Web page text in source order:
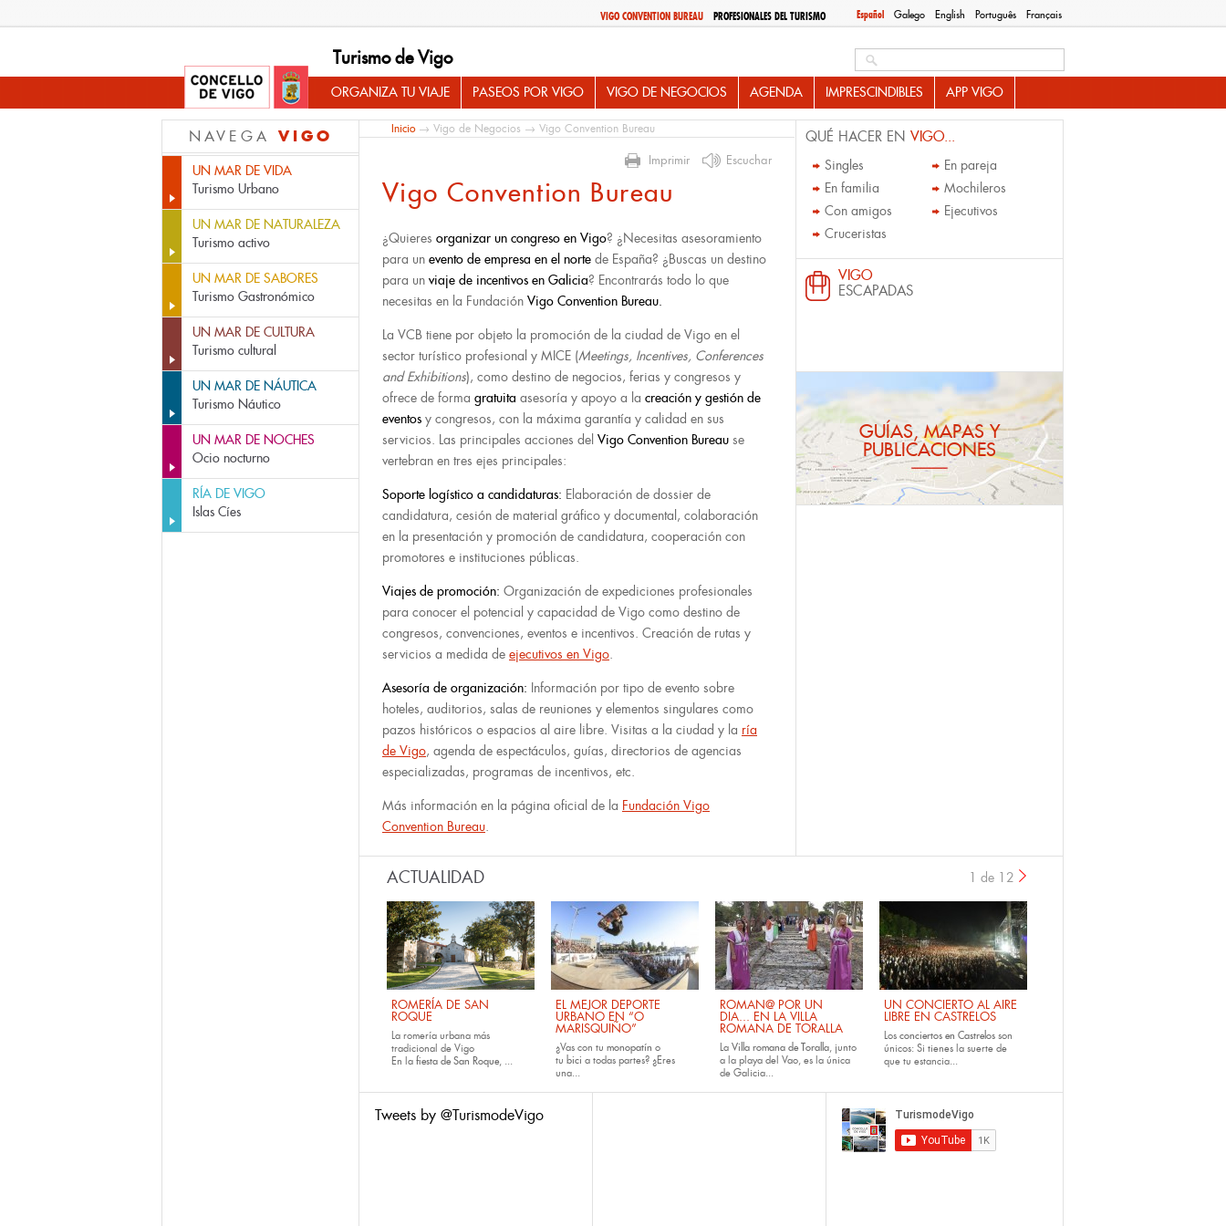
Español Galego English Português Français
VIGO CONVENTION BUREAU PROFESIONALES DEL TURISMO
Turismo de Vigo
ORGANIZA TU VIAJE PASEOS POR VIGO VIGO DE NEGOCIOS AGENDA IMPRESCINDIBLES APP VIGO
NAVEGA VIGO
UN MAR DE VIDA
Turismo Urbano
UN MAR DE NATURALEZA
Turismo activo
UN MAR DE SABORES
Turismo Gastronómico
UN MAR DE CULTURA
Turismo cultural
UN MAR DE NÁUTICA
Turismo Náutico
UN MAR DE NOCHES
Ocio nocturno
RÍA DE VIGO
Islas Cíes
Inicio→ Vigo de Negocios → Vigo Convention Bureau
Imprimir Escuchar
Vigo Convention Bureau
¿Quieres organizar un congreso en Vigo? ¿Necesitas asesoramiento
para un evento de empresa en el norte de España? ¿Buscas un destino
para un viaje de incentivos en Galicia? Encontrarás todo lo que
necesitas en la Fundación Vigo Convention Bureau.
La VCB tiene por objeto la promoción de la ciudad de Vigo en el
sector turístico profesional y MICE (Meetings, Incentives, Conferences
and Exhibitions), como destino de negocios, ferias y congresos y
ofrece de forma gratuita asesoría y apoyo a la creación y gestión de
eventos y congresos, con la máxima garantía y calidad en sus
servicios. Las principales acciones del Vigo Convention Bureau se
vertebran en tres ejes principales:
Soporte logístico a candidaturas: Elaboración de dossier de
candidatura, cesión de material gráfico y documental, colaboración
en la presentación y promoción de candidatura, cooperación con
promotores e instituciones públicas.
Viajes de promoción: Organización de expediciones profesionales
para conocer el potencial y capacidad de Vigo como destino de
congresos, convenciones, eventos e incentivos. Creación de rutas y
servicios a medida de ejecutivos en Vigo.
Asesoría de organización: Información por tipo de evento sobre
hoteles, auditorios, salas de reuniones y elementos singulares como
pazos históricos o espacios al aire libre. Visitas a la ciudad y la ría
de Vigo, agenda de espectáculos, guías, directorios de agencias
especializadas, programas de incentivos, etc.
Más información en la página oficial de la Fundación Vigo
Convention Bureau.
QUÉ HACER EN VIGO...
Singles
En pareja
En familia
Mochileros
Con amigos
Ejecutivos
Cruceristas
VIGO
ESCAPADAS
GUÍAS, MAPAS Y
PUBLICACIONES
ACTUALIDAD
ROMERÍA DE SAN
ROQUE
La romería urbana más
tradicional de Vigo
En la fiesta de San Roque, ...
EL MEJOR DEPORTE
URBANO EN “O
MARISQUIÑO”
¿Vas con tu monopatín o
tu bici a todas partes? ¿Eres
una...
ROMAN@ POR UN
DIA... EN LA VILLA
ROMANA DE TORALLA
La Villa romana de Toralla, junto
a la playa del Vao, es la única
de Galicia...
UN CONCIERTO AL AIRE
LIBRE EN CASTRELOS
Los conciertos en Castrelos son
únicos: Si tienes la suerte de
que tu estancia...
1 de 12
Tweets by @TurismodeVigo